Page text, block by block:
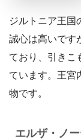
ジルトニア王国
誠心は高いです
ており、引きこ
ています。王宮
物です。
エルザ・ノ